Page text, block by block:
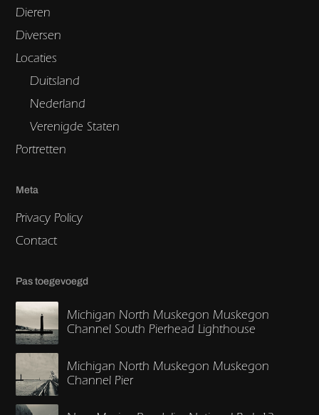
Dieren
Diversen
Locaties
Duitsland
Nederland
Verenigde Staten
Portretten
Meta
Privacy Policy
Contact
Pas toegevoegd
Michigan North Muskegon Muskegon
Channel South Pierhead Lighthouse
Michigan North Muskegon Muskegon
Channel Pier